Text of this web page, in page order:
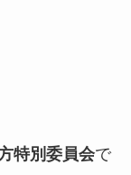
特別委員会で